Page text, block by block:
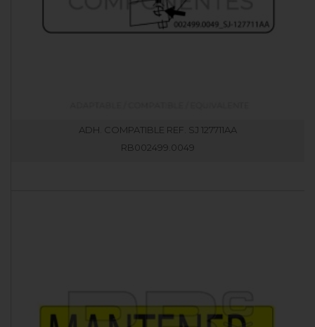
ADH. COMPATIBLE REF. SJ 127711AA
RB002499.0049